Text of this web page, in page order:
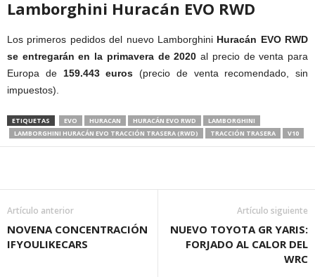
Lamborghini Huracán EVO RWD
Los primeros pedidos del nuevo Lamborghini Huracán EVO RWD
se entregarán en la primavera de 2020 al precio de venta para
Europa de 159.443 euros (precio de venta recomendado, sin
impuestos).
ETIQUETAS EVO HURACAN HURACÁN EVO RWD
LAMBORGHINI
LAMBORGHINI HURACÁN EVO TRACCIÓN TRASERA (RWD)
TRACCIÓN TRASERA V10
Artículo anterior
NOVENA CONCENTRACIÓN
IFYOULIKECARS
Artículo siguiente
NUEVO TOYOTA GR YARIS:
FORJADO AL CALOR DEL
WRC